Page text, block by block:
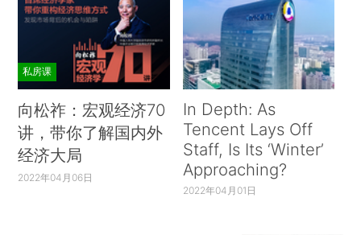
私房课
向松祚：宏观经济70
讲，带你了解国内外
经济大局
2022年04月06日
In Depth: As
Tencent Lays Off
Staff, Is Its ‘Winter’
Approaching?
2022年04月01日